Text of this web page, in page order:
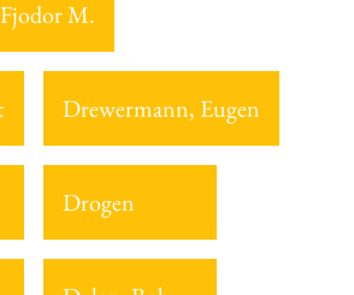
M.
Drewermann, Eugen
Drogen